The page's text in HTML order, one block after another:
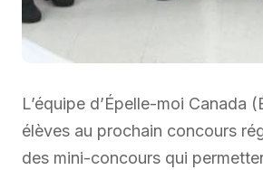
L’équipe d’Épelle-moi
élèves au prochain concours
des mini-concours qui